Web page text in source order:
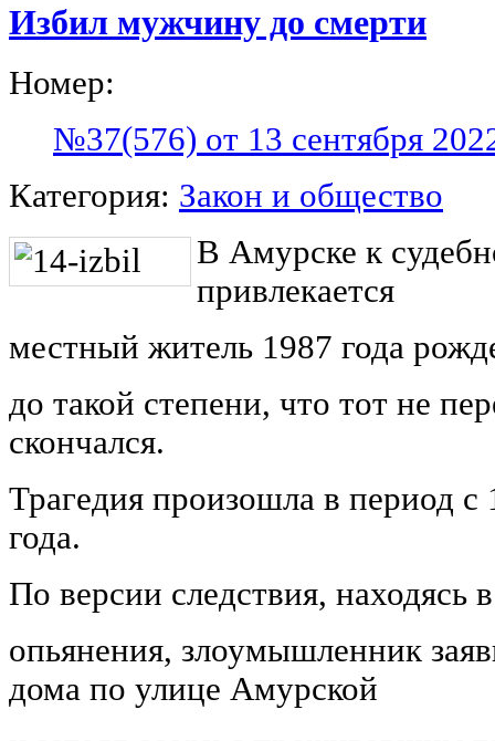
Избил мужчину до смерти
Номер:
№37(576) от 13 сентября
Категория: Закон и общество
В Амурске к
привлекается
местный житель 1987 года
до такой степени, что тот не
скончался.
Трагедия произошла в период с
года.
По версии следствия, находясь
опьянения, злоумышленник
дома по улице Амурской